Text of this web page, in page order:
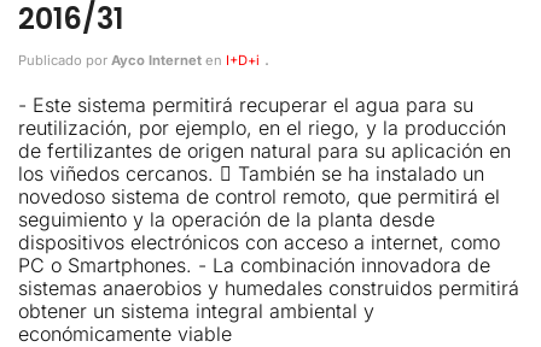
2016/31
Publicado por Ayco Internet en I+D+i .
- Este sistema permitirá recuperar el agua para su
reutilización, por ejemplo, en el riego, y la producción
de fertilizantes de origen natural para su aplicación en
los viñedos cercanos.  También se ha instalado un
novedoso sistema de control remoto, que permitirá el
seguimiento y la operación de la planta desde
dispositivos electrónicos con acceso a internet, como
PC o Smartphones. - La combinación innovadora de
sistemas anaerobios y humedales construidos permitirá
obtener un sistema integral ambiental y
económicamente viable